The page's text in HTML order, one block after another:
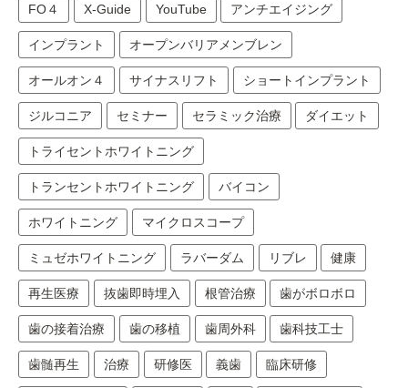
FO４ X-Guide YouTube アンチエイジング
インプラント オープンバリアメンブレン
オールオン４ サイナスリフト ショートインプラント
ジルコニア セミナー セラミック治療 ダイエット
トライセントホワイトニング
トランセントホワイトニング バイコン
ホワイトニング マイクロスコープ
ミュゼホワイトニング ラバーダム リブレ 健康
再生医療 抜歯即時埋入 根管治療 歯がボロボロ
歯の接着治療 歯の移植 歯周外科 歯科技工士
歯髄再生 治療 研修医 義歯 臨床研修